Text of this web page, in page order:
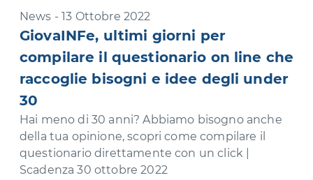
News - 13 Ottobre 2022
GiovaINFe, ultimi giorni per
compilare il questionario on line che
raccoglie bisogni e idee degli under
30
Hai meno di 30 anni? Abbiamo bisogno anche
della tua opinione, scopri come compilare il
questionario direttamente con un click |
Scadenza 30 ottobre 2022